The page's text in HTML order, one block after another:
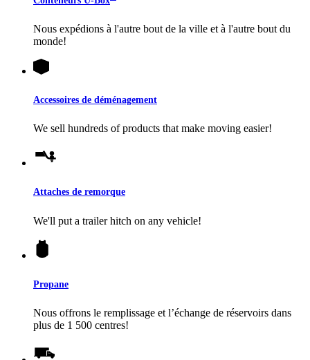
Nous expédions à l'autre bout de la ville et à l'autre bout du
monde!
Accessoires de déménagement
We sell hundreds of products that make moving easier!
Attaches de remorque
We'll put a trailer hitch on any vehicle!
Propane
Nous offrons le remplissage et l’échange de réservoirs dans
plus de 1 500 centres!